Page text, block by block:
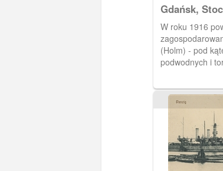
Gdańsk,
W roku 1916
(Holm) - pod
podwodnych i